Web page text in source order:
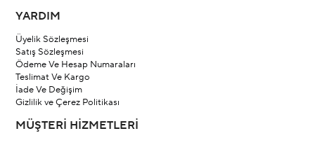
YARDIM
Üyelik Sözleşmesi
Satış Sözleşmesi
Ödeme Ve Hesap Numaraları
Teslimat Ve Kargo
İade Ve Değişim
Gizlilik ve Çerez Politikası
MÜŞTERİ HİZMETLERİ